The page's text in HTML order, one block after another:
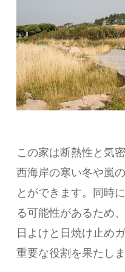
この家は断熱性と気
西海岸の寒い冬や嵐
とができます。同時
る可能性があるため
日よけと日焼け止め
重要な役割を果たしま